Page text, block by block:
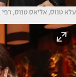
עלא טנוס, אליאס טנוס, רפי